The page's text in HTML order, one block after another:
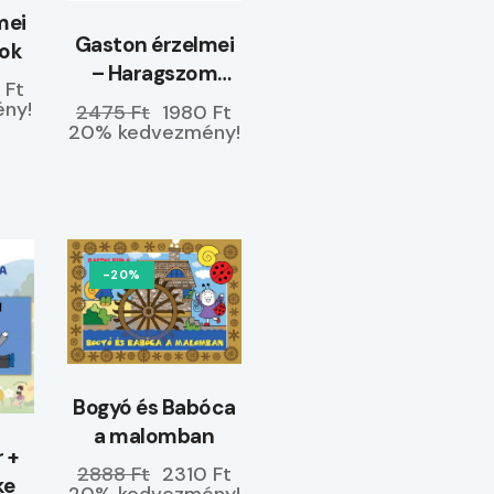
Ft
Gaston érzelmei
– Haragszom
magamra
2475 Ft 1980 Ft
20% kedvezmény!
+
-20%
Bogyó és Babóca
a malomban
2888 Ft 2310 Ft